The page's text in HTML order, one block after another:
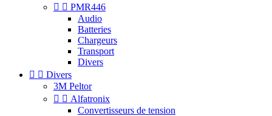
  PMR446
Audio
Batteries
Chargeurs
Transport
Divers
  Divers
3M Peltor
  Alfatronix
Convertisseurs de tension